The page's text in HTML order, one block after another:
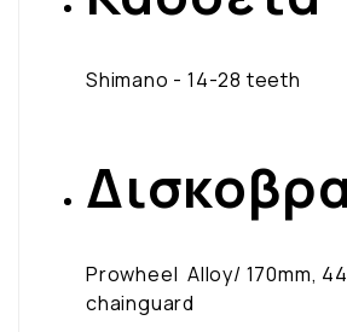
Shimano - 14-28 teeth
Prowheel Alloy/ 170mm,
chainguard